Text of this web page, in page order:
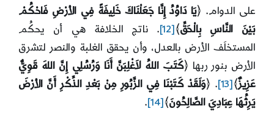
على الدوام. ﴿يَا دَاوُدُ إِنَّا جَعَلْنَاكَ خَلِيفَةً فِي الأرْضِ فَاحْكُمْ
بَيْنَ النَّاسِ بِالْحَقِّ﴾ [12]
. ناتج الخلافة هي أن يحكُم
المستخلَف الأرض بالعدل، وأن يحقق الغلبة والنصر لتشرق
الأرض بنور ربها ﴿كَتَبَ اللهُ لاَغْلِبَنَّ أَنَا وَرُسُلِي إِنَّ اللهَ قَوِيٌّ
عَزِيزٌ﴾ [13] . ﴿وَلَقَدْ كَتَبْنَا فِي الزَّبُورِ مِنْ بَعْدِ الذِّكْرِ أَنَّ الأرْضَ
يَرِثُهَا عِبَادِيَ الصَّالِحُونَ﴾ [14]
.